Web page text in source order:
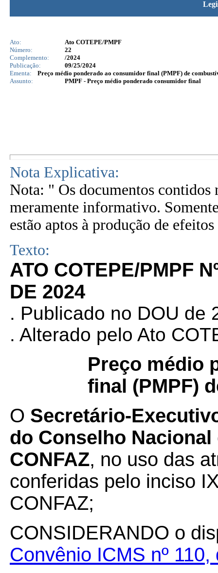
Ato:
Ato COTEPE/PMPF
Número:
22
Complemento:
/2024
Publicação:
09/25/2024
Ementa:
Preço médio ponderado ao consumidor final (PMPF) de
Assunto:
PMPF - Preço médio ponderado consumidor final
Nota Explicativa:
Nota: " Os documentos contidos
meramente informativo.
estão aptos à produção de
Texto:
ATO COTEPE/PMPF
DE 2024
. Publicado no DOU de
. Alterado pelo Ato
Preço médio
final (PMPF)
O Secretário-
do Conselho
CONFAZ, no uso das
conferidas pelo inciso
CONFAZ;
CONSIDERANDO o
Convênio ICMS nº